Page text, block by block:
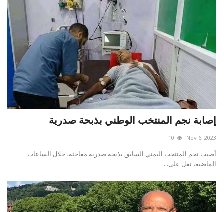
إصابة نجم المنتخب الوطني بذبحة صدرية
Nov 6, 2023
10
أصيب نجم المنتخب اليمني السابق بذبحة صدرية مفاجئة، خلال الساعات
الماضية، نقل على...